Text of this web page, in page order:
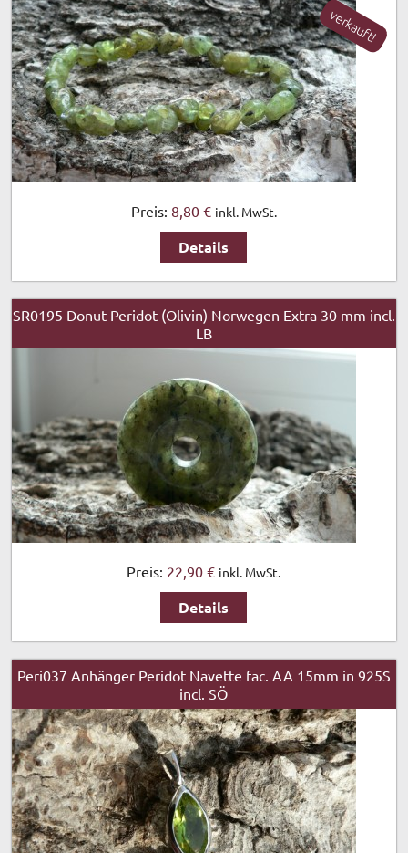
Preis: 8,80 € inkl. MwSt.
Details
verkauft!
SR0195 Donut Peridot (Olivin) Norwegen Extra 30 mm incl.
LB
Preis: 22,90 € inkl. MwSt.
Details
Peri037 Anhänger Peridot Navette fac. AA 15mm in 925S
incl. SÖ